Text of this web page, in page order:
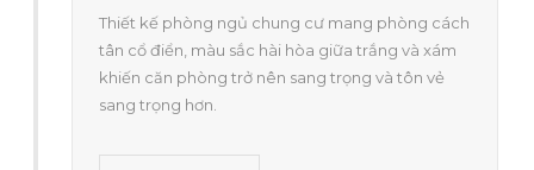
Thiết kế phòng ngủ chung cư mang phòng cách
tân cổ điển, màu sắc hài hòa giữa trắng và xám
khiến căn phòng trở nên sang trọng và tôn vẻ
sang trọng hơn.